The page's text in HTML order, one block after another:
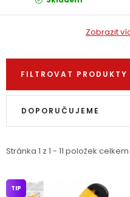
Výprodej
Velkoobchodní spolupráce
Servis nářadí
Zobrazit
FILTROVAT PRODUKTY
Výpis produktů
Stránka 1 z 1 - 11 položek celkem
Řazení produktů
DOPORUČUJEME
TIP